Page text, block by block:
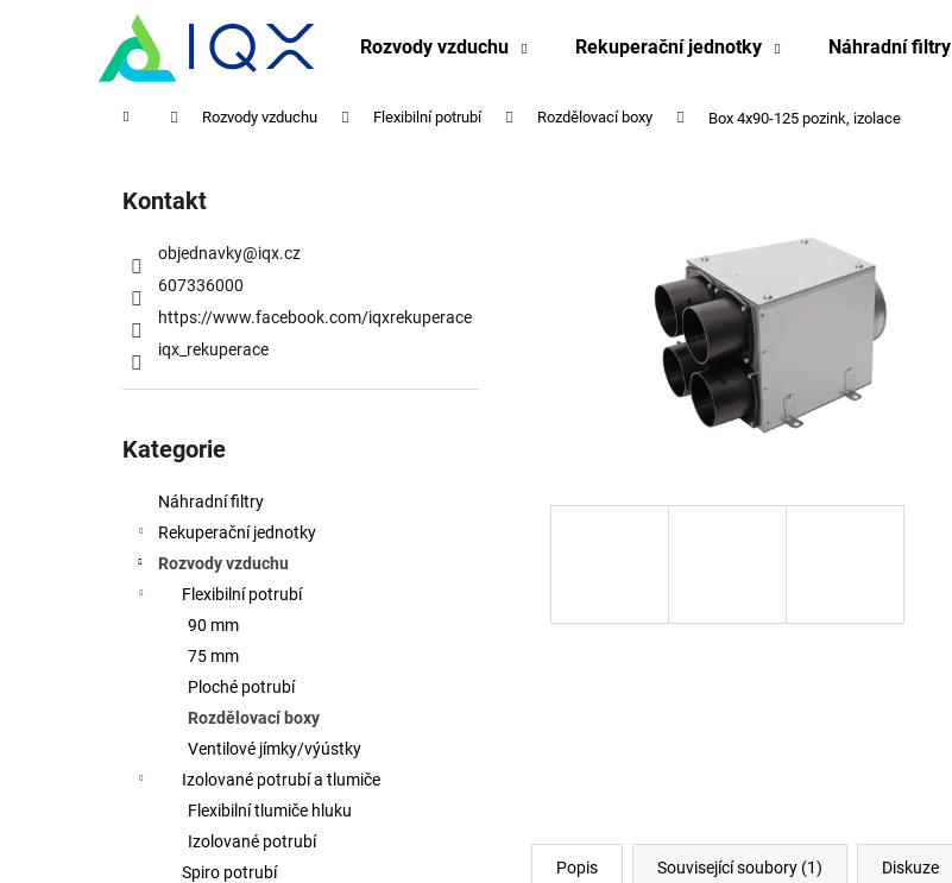
Rozvody vzduchu Rekuperační jednotky Náhradní filtry
Domů Rozvody vzduchu Flexibilní potrubí Rozdělovací boxy Box 4x90-125 pozink, izolace
Kontakt
objednavky@iqx.cz
607336000
https://www.facebook.com/iqxrekuperace
iqx_rekuperace
kategorie
Kategorie
Náhradní filtry
Rekuperační jednotky
Rozvody vzduchu
Flexibilní potrubí
90 mm
75 mm
Ploché potrubí
Rozdělovací boxy
Ventilové jímky/výústky
Izolované potrubí a tlumiče
Flexibilní tlumiče hluku
Izolované potrubí
Spiro potrubí
Popis Související soubory (1) Diskuze
Zpět
Zpět
Co potřebujete najít?
Doporučujeme